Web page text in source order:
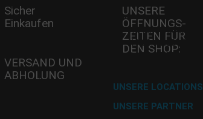
Sicher
Einkaufen
VERSAND UND
ABHOLUNG
Versand mit DHL
UNSERE
ÖFFNUNGS­
ZEITEN FÜR
DEN SHOP:
Mi - 11:00-17:00 Uhr
Do -11:00-17:00 Uhr
Fr - 11:00-17:00 Uhr
UNSERE LOCATIONS
UNSERE PARTNER